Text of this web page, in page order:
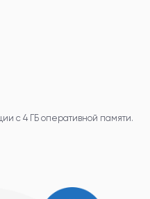
с 4 ГБ оперативной памяти.